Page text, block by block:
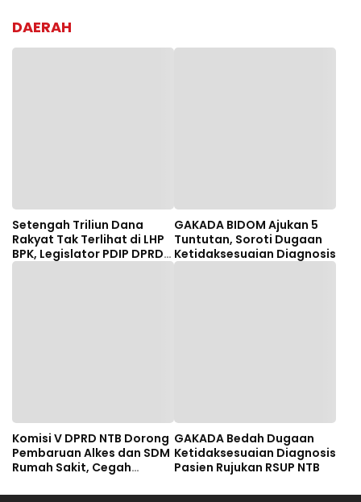
DAERAH
Setengah Triliun Dana
Rakyat Tak Terlihat di LHP
BPK, Legislator PDIP DPRD
NTB Tuntut Audit
GAKADA BIDOM Ajukan 5
Tuntutan, Soroti Dugaan
Ketidaksesuaian Diagnosis
Komisi V DPRD NTB Dorong
Pembaruan Alkes dan SDM
Rumah Sakit, Cegah
Pasien Rujukan Bima-
GAKADA Bedah Dugaan
Ketidaksesuaian Diagnosis
Pasien Rujukan RSUP NTB